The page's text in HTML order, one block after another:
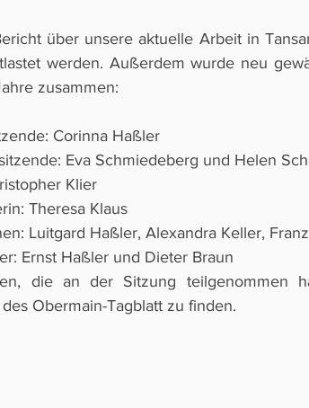
über unsere aktuelle Arbeit in
werden. Außerdem wurde neu
zusammen:
Corinna Haßler
Eva Schmiedeberg und Helen
Klier
Theresa Klaus
Luitgard Haßler, Alexandra Keller,
Ernst Haßler und Dieter Braun
die an der Sitzung teilgenommen
Obermain-Tagblatt zu finden.